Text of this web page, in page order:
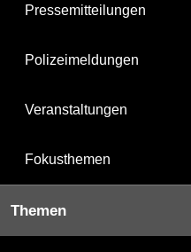
Pressemitteilungen
Polizeimeldungen
Veranstaltungen
Fokusthemen
Themen